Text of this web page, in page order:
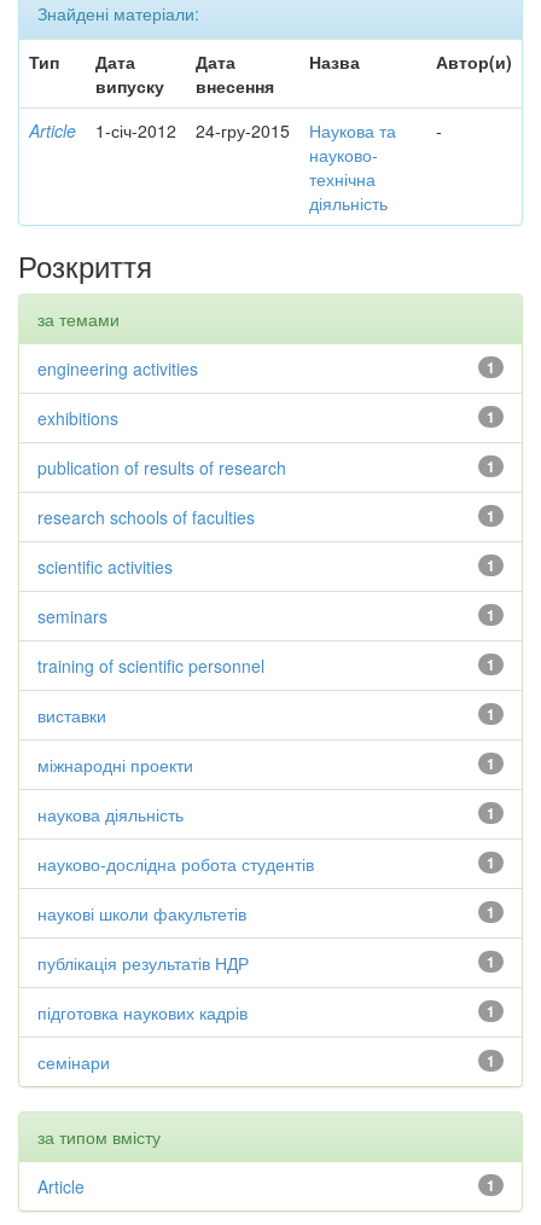
Знайдені матеріали:
Тип
Дата
випуску
Дата
внесення
Назва Автор(и)
Article 1-січ-2012 24-гру-2015
Наукова та
науково-
технічна
діяльність
-
Розкриття
за темами
1
engineering activities
1
exhibitions
1
publication of results of research
1
research schools of faculties
1
scientific activities
1
seminars
1
training of scientific personnel
1
виставки
1
міжнародні проекти
1
наукова діяльність
1
науково-дослідна робота студентів
1
наукові школи факультетів
1
публікація результатів НДР
1
підготовка наукових кадрів
1
семінари
за типом вмісту
1
Article